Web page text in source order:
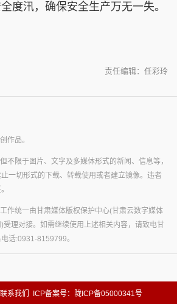
度汛，确保安全生产万无一失。
责任编辑：任彩玲
作品。
不限于图片、文字及多媒体形式的新闻、信息等，
一切形式的下载、转载使用或者建立镜像。违者
作统一由甘肃媒体版权保护中心(甘肃云数字媒体
受理对接。如需继续使用上述相关内容，请致电甘
话:0931-8159799。
联系我们 ICP备案号：陇ICP备05000341号